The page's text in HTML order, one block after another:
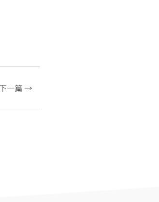
下一篇 →